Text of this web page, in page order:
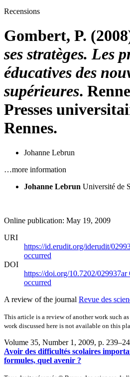
Recensions
Gombert, P.
ses stratèges. Les
éducatives des
supérieures.
Presses
Rennes.
Johanne Lebrun
…more information
Johanne Lebrun Université de
Online publication: May 19, 2009
URI
https://id.erudit.org/iderudit/
occurred
DOI
https://doi.org/10.7202/029937ar
occurred
A review of the journal Revue des
This article is a review of another work such
work discussed here is not available on this
Volume 35, Number 1, 2009, p.
Avoir des difficultés scolaires
formules, quel avenir ?